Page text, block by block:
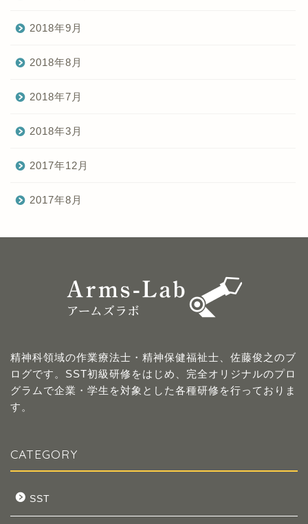
2018年9月
2018年8月
2018年7月
2018年3月
2017年12月
2017年8月
精神科領域の作業療法士・精神保健福祉士、佐藤俊之のブ
ログです。SST初級研修をはじめ、完全オリジナルのプロ
グラムで企業・学生を対象とした各種研修を行っておりま
す。
CATEGORY
SST